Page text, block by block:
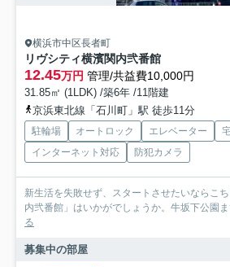
横浜市中区長者町
リヴシティ横濱関内弐番館
12.45万円 管理/共益費10,000円
31.85㎡ (1LDK) /築6年 /11階建
京浜東北線「石川町」駅 徒歩11分
駐輪場 オートロック エレベーター
インターネット対応
防犯カメラ
新生活を失敗せず、スタートさせたいならこ
内弐番館」はいかがでしょうか。牛坂下公園
る
募集中の部屋